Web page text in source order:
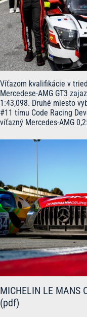
Víťazom kvalifikácie v
Mercedese-AMG GT3
1:43,098. Druhé miesto
#11 tímu Code Racing
víťazný Mercedes-AMG
MICHELIN LE MANS
(pdf)